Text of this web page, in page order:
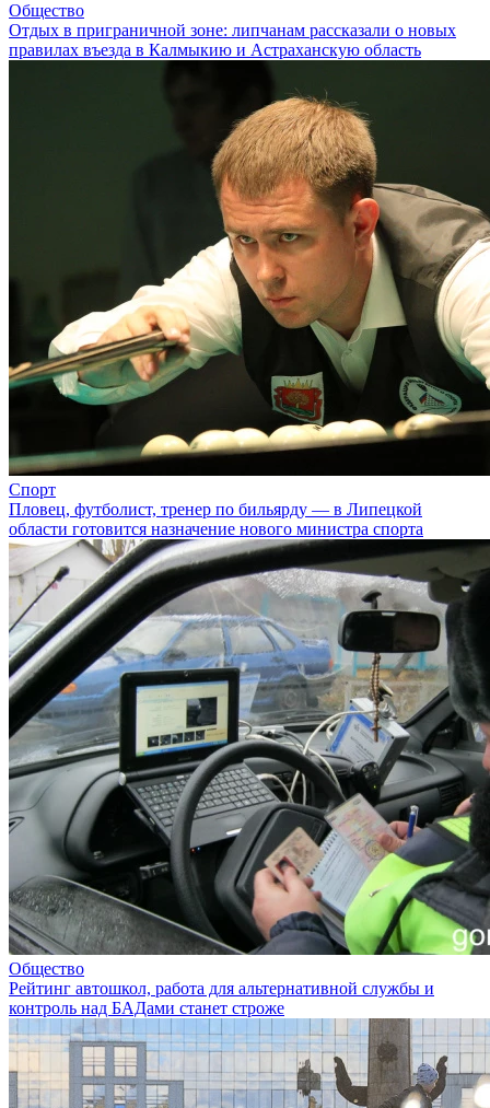
Общество
Отдых в приграничной зоне: липчанам рассказали о новых
правилах въезда в Калмыкию и Астраханскую область
Спорт
Пловец, футболист, тренер по бильярду — в Липецкой
области готовится назначение нового министра спорта
Общество
Рейтинг автошкол, работа для альтернативной службы и
контроль над БАДами станет строже